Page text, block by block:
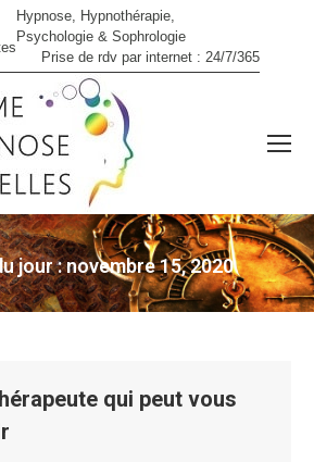
Hypnose, Hypnothérapie,
Psychologie & Sophrologie
Prise de rdv par internet : 24/7/365
jour :novembre 15, 2020
Vous êtes ici :
qui peut vous